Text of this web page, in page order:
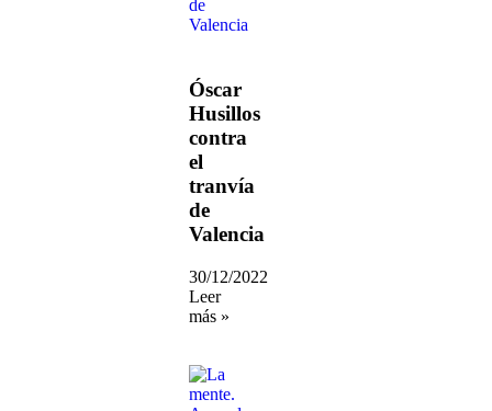
Óscar
Husillos
contra
el
tranvía
de
Valencia
30/12/2022
Leer
más »